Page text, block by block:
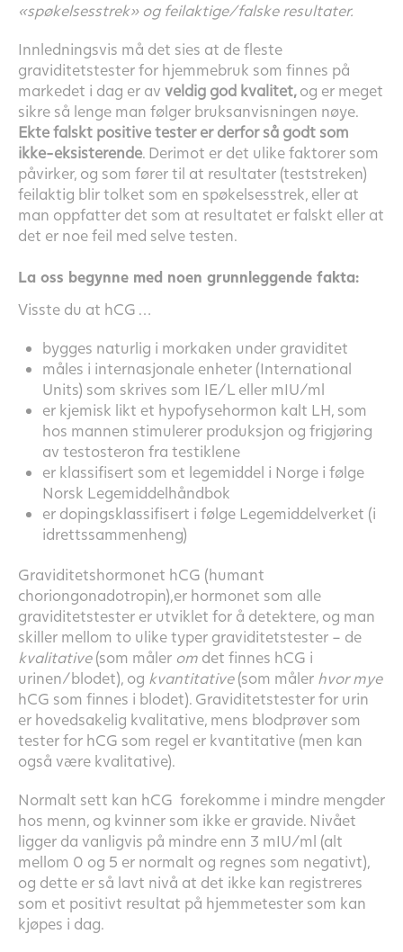
«spøkelsesstrek» og feilaktige/falske resultater.
Innledningsvis må det sies at de fleste
graviditetstester for hjemmebruk som finnes på
markedet i dag er av veldig god kvalitet,og er meget
sikre så lenge man følger bruksanvisningen nøye.
Ekte falskt positive tester er derfor så godt som
ikke-eksisterende. Derimot er det ulike faktorer som
påvirker, og som fører til at resultater (teststreken)
feilaktig blir tolket som en spøkelsesstrek, eller at
man oppfatter det som at resultatet er falskt eller at
det er noe feil med selve testen.
La oss begynne med noen grunnleggende fakta:
Visste du at hCG …
bygges naturlig i morkaken under graviditet
måles i internasjonale enheter (International
Units) som skrives som IE/L eller mIU/ml
er kjemisk likt et hypofysehormon kalt LH, som
hos mannen stimulerer produksjon og frigjøring
av testosteron fra testiklene
er klassifisert som et legemiddel i Norge i følge
Norsk Legemiddelhåndbok
er dopingsklassifisert i følge Legemiddelverket (i
idrettssammenheng)
Graviditetshormonet hCG (humant
choriongonadotropin),er hormonet som alle
graviditetstester er utviklet for å detektere, og man
skiller mellom to ulike typer graviditetstester – de
kvalitative(som måler om det finnes hCG i
urinen/blodet), og kvantitative(som måler hvor mye
hCG som finnes i blodet). Graviditetstester for urin
er hovedsakelig kvalitative, mens blodprøver som
tester for hCG som regel er kvantitative (men kan
også være kvalitative).
Normalt sett kan hCG forekomme i mindre mengder
hos menn, og kvinner som ikke er gravide. Nivået
ligger da vanligvis på mindre enn 3 mIU/ml (alt
mellom 0 og 5 er normalt og regnes som negativt),
og dette er så lavt nivå at det ikke kan registreres
som et positivt resultat på hjemmetester som kan
kjøpes i dag.